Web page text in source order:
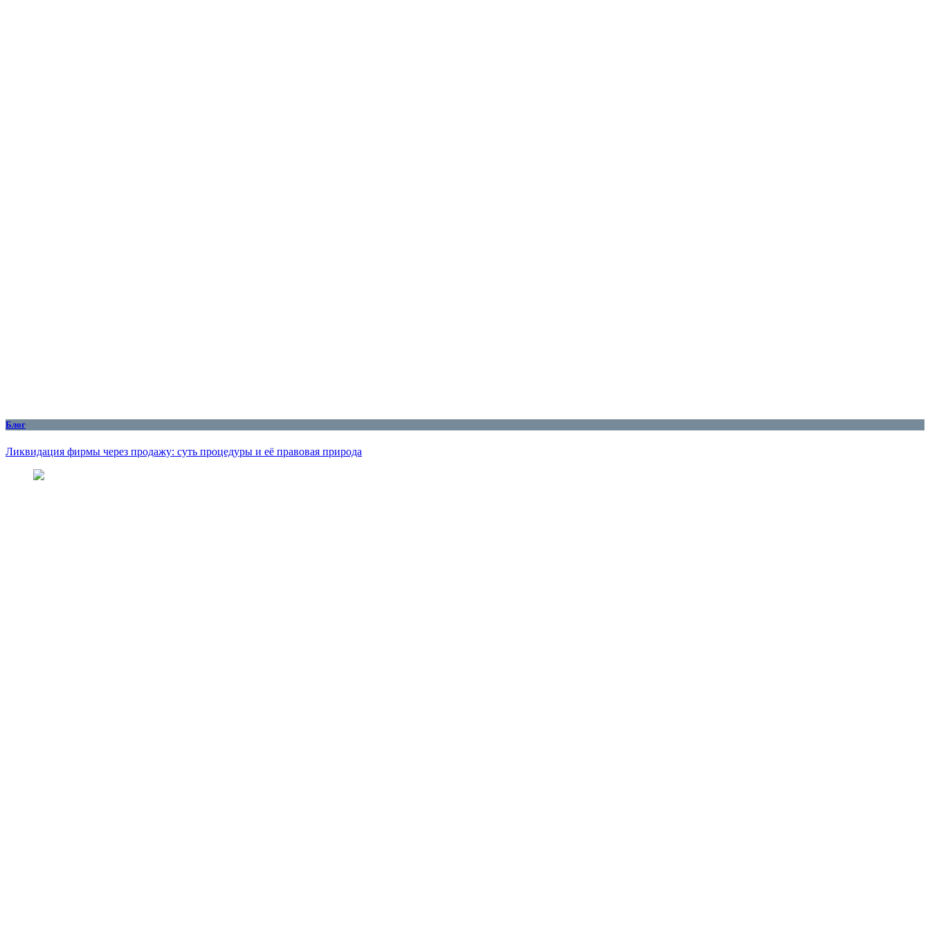
Блог
Ликвидация фирмы через продажу: суть процедуры и её правовая природа